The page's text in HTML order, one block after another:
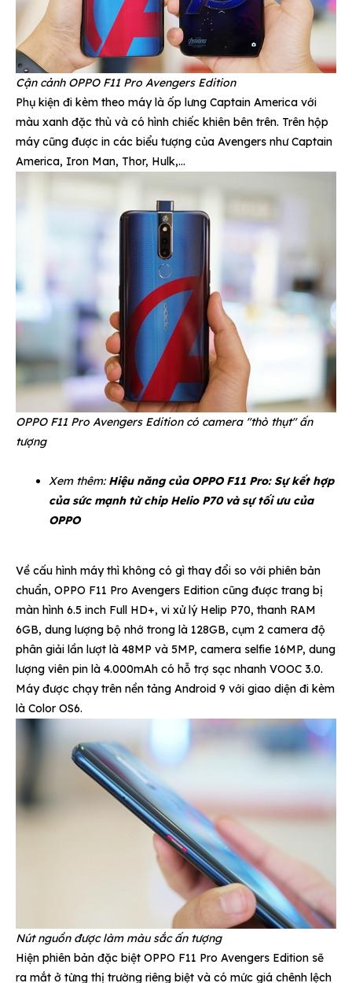
Cận cảnh OPPO F11 Pro Avengers Edition
Phụ kiện đi kèm theo máy là ốp lưng Captain America với
màu xanh đặc thù và có hình chiếc khiên bên trên. Trên hộp
máy cũng được in các biểu tượng của Avengers như Captain
America, Iron Man, Thor, Hulk,…
OPPO F11 Pro Avengers Edition có camera "thò thụt" ấn
tượng
Xem thêm:Hiệu năng của OPPO F11 Pro: Sự kết hợp
của sức mạnh từ chip Helio P70 và sự tối ưu của
OPPO
Về cấu hình máy thì không có gì thay đổi so với phiên bản
chuẩn, OPPO F11 Pro Avengers Edition cũng được trang bị
màn hình 6.5 inch Full HD+, vi xử lý Helip P70, thanh RAM
6GB, dung lượng bộ nhớ trong là 128GB, cụm 2 camera độ
phân giải lần lượt là 48MP và 5MP, camera selfie 16MP, dung
lượng viên pin là 4.000mAh có hỗ trợ sạc nhanh VOOC 3.0.
Máy được chạy trên nền tảng Android 9 với giao diện đi kèm
là Color OS6.
Nút nguồn được làm màu sắc ấn tượng
Hiện phiên bản đặc biệt OPPO F11 Pro Avengers Edition sẽ
ra mắt ở từng thị trường riêng biệt và có mức giá chênh lệch